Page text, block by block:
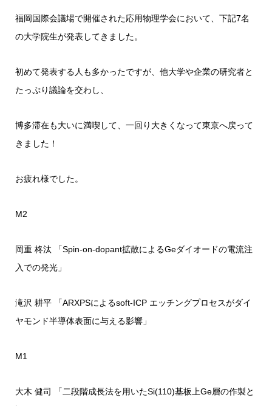
福岡国際会議場で開催された応用物理学会において、下記7名
の大学院生が発表してきました。
初めて発表する人も多かったですが、他大学や企業の研究者と
たっぷり議論を交わし、
博多滞在も大いに満喫して、一回り大きくなって東京へ戻って
きました！
お疲れ様でした。
M2
岡重 柊汰 「Spin-on-dopant拡散によるGeダイオードの電流注
入での発光」
滝沢 耕平 「ARXPSによるsoft-ICP エッチングプロセスがダイ
ヤモンド半導体表面に与える影響」
M1
大木 健司 「二段階成長法を用いたSi(110)基板上Ge層の作製と